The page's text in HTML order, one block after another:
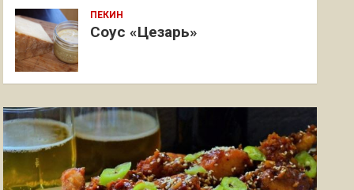
ПЕКИН
Соус «Цезарь»